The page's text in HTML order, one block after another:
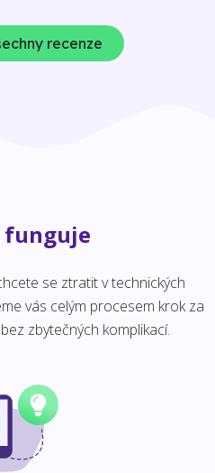
recenze
funguje
se ztratit v technických
vás celým procesem krok za
zbytečných komplikací.